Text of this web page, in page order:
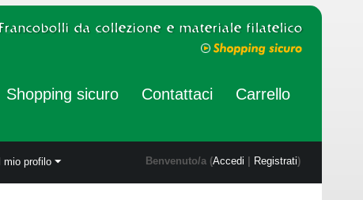
Shopping sicuro Contattaci Carrello
Il mio profilo Benvenuto/a (Accedi Registrati)